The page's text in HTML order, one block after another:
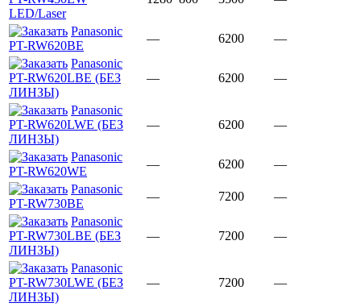
LED/Laser
Panasonic
PT-RW620BE
— 6200
—
Panasonic
PT-RW620LBE (БЕЗ
ЛИНЗЫ)
— 6200 —
Panasonic
PT-RW620LWE (БЕЗ
ЛИНЗЫ)
— 6200 —
Panasonic
PT-RW620WE
— 6200
—
Panasonic
PT-RW730BE
— 7200
—
Panasonic
PT-RW730LBE (БЕЗ
ЛИНЗЫ)
— 7200 —
Panasonic
PT-RW730LWE (БЕЗ
ЛИНЗЫ)
— 7200 —